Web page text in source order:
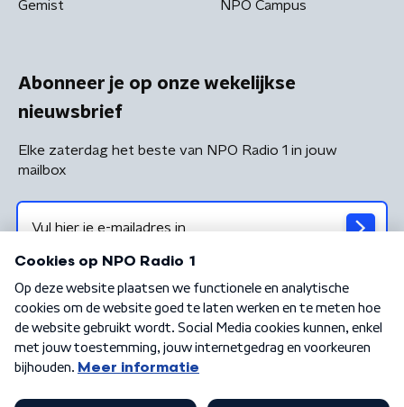
Gemist NPO Campus
Abonneer je op onze wekelijkse
nieuwsbrief
Elke zaterdag het beste van NPO Radio 1 in jouw
mailbox
Algemene voorwaarden